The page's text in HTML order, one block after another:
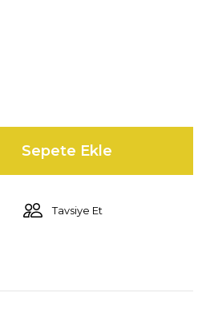
Sepete Ekle
Tavsiye Et